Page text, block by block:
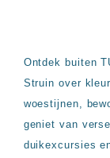
Ontdek buiten
Struin over
woestijnen,
geniet van
duikexcursies